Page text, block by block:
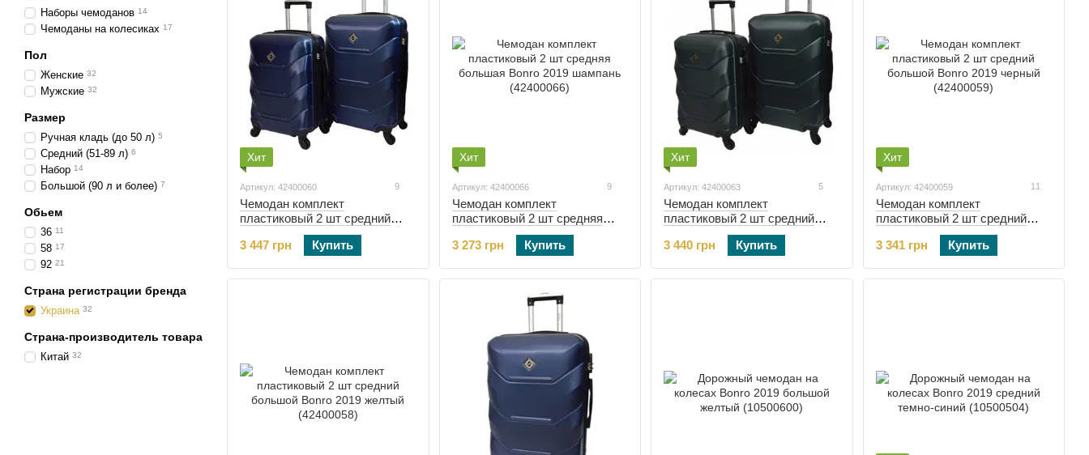
Хит
Артикул: 42400060 9
Чемодан комплект
пластиковый 2 шт средний
большой Bonro 2019 темно-
синий (42400060)
3 447 грн Купить
Хит
Артикул: 42400066 9
Чемодан комплект
пластиковый 2 шт средняя
большая Bonro 2019 шампань
(42400066)
3 273 грн Купить
Хит
Артикул: 42400063 5
Чемодан комплект
пластиковый 2 шт средний
большой Bonro 2019
изумрудный (42400063)
3 440 грн Купить
Хит
Артикул: 42400059 11
Чемодан комплект
пластиковый 2 шт средний
большой Bonro 2019 черный
(42400059)
3 341 грн Купить
Наборы чемоданов 14
Чемоданы на колесиках 17
Пол
Женские 32
Мужские 32
Размер
Ручная кладь (до 50 л) 5
Средний (51-89 л) 6
Набор 14
Большой (90 л и более) 7
Обьем
36 11
58 17
92 21
Страна регистрации бренда
Украина 32
Страна-производитель товара
Китай 32